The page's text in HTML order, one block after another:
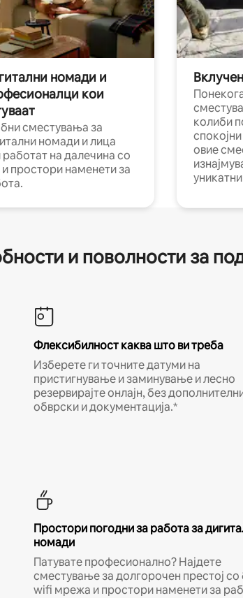
номади и
кои
сместувања за
номади и лица
работат на далечина со
простори наменети за
колиби
овие
и поволности за
Флексибилност каква што ви треба
Изберете ги точните датуми на
пристигнување и заминување и лесно
резервирајте онлајн, без
обврски и документација.*
Простори погодни за работа за
номади
Патувате професионално? Најдете
сместување за долгорочен престој со
wifi мрежа и простори наменети за